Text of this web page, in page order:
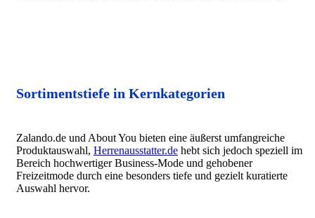
Sortimentstiefe in Kernkategorien
Zalando.de und About You bieten eine äußerst umfangreiche
Produktauswahl, Herrenausstatter.de hebt sich jedoch speziell im
Bereich hochwertiger Business-Mode und gehobener
Freizeitmode durch eine besonders tiefe und gezielt kuratierte
Auswahl hervor.